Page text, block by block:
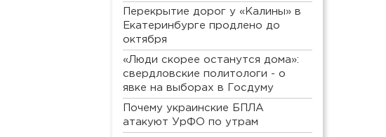
Перекрытие дорог у «Калины» в
Екатеринбурге продлено до
октября
«Люди скорее останутся дома»:
свердловские политологи - о
явке на выборах в Госдуму
Почему украинские БПЛА
атакуют УрФО по утрам